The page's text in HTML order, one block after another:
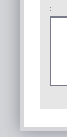
: